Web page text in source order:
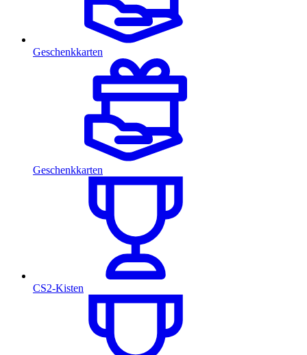
Geschenkkarten
Geschenkkarten
CS2-Kisten